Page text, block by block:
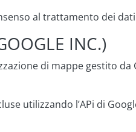
al trattamento dei
INC.)
di mappe gestito
utilizzando l’APi di